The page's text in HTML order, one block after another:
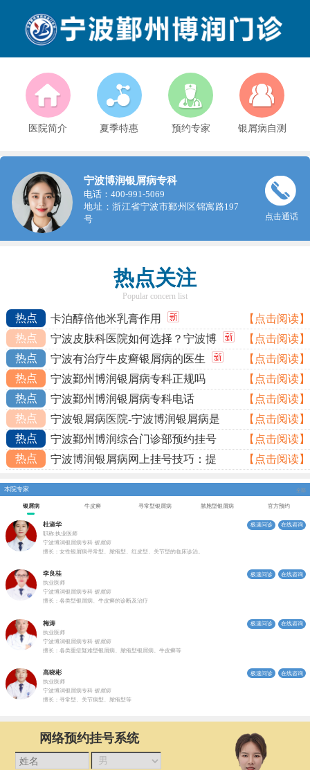
医院简介 夏季特惠 预约专家 银屑病自测
宁波博润银屑病专科
电话：400-991-5069
地址：浙江省宁波市鄞州区锦寓路197
号
点击通话
热点关注
Popular concern list
热点 卡泊醇倍他米乳膏作用
【点击阅读】
热点
宁波皮肤科医院如何选择？宁波博
【点击阅读】
热点
宁波有治疗牛皮癣银屑病的医生
【点击阅读】
热点
宁波鄞州博润银屑病专科正规吗
【点击阅读】
热点
宁波鄞州博润银屑病专科电话
【点击阅读】
热点
宁波银屑病医院-宁波博润银屑病是
【点击阅读】
热点
宁波鄞州博润综合门诊部预约挂号
【点击阅读】
热点
宁波博润银屑病网上挂号技巧：提 【点击阅读】
本院专家 全部
银屑病 牛皮癣 寻常型银屑病 脓胞型银屑病 官方预约
杜淑华
职称:执业医师
宁波博润银屑病专科 银屑病
擅长：女性银屑病寻常型、脓疱型、红皮型、关节型的临床诊治。
极速问诊 在线咨询
李良桂
执业医师
宁波博润银屑病专科 银屑病
擅长：各类型银屑病、牛皮癣的诊断及治疗
极速问诊 在线咨询
梅涛
执业医师
宁波博润银屑病专科 银屑病
擅长：各类重症疑难型银屑病、脓疱型银屑病、牛皮癣等
极速问诊 在线咨询
高晓彬
执业医师
宁波博润银屑病专科 银屑病
擅长：寻常型、关节病型、脓疱型等
极速问诊 在线咨询
网络预约挂号系统